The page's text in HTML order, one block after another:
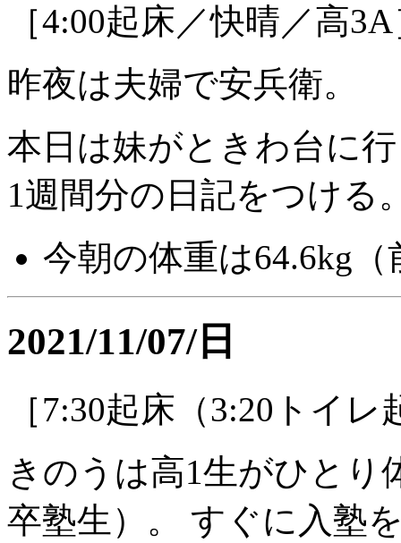
［4:00起床／快晴／高
昨夜は夫婦で安兵衛。
本日は妹がときわ台に
1週間分の日記をつける
今朝の体重は64.6kg（
2021/11/07/日
［7:30起床（3:20トイ
きのうは高1生がひとり
卒塾生）。 すぐに入塾